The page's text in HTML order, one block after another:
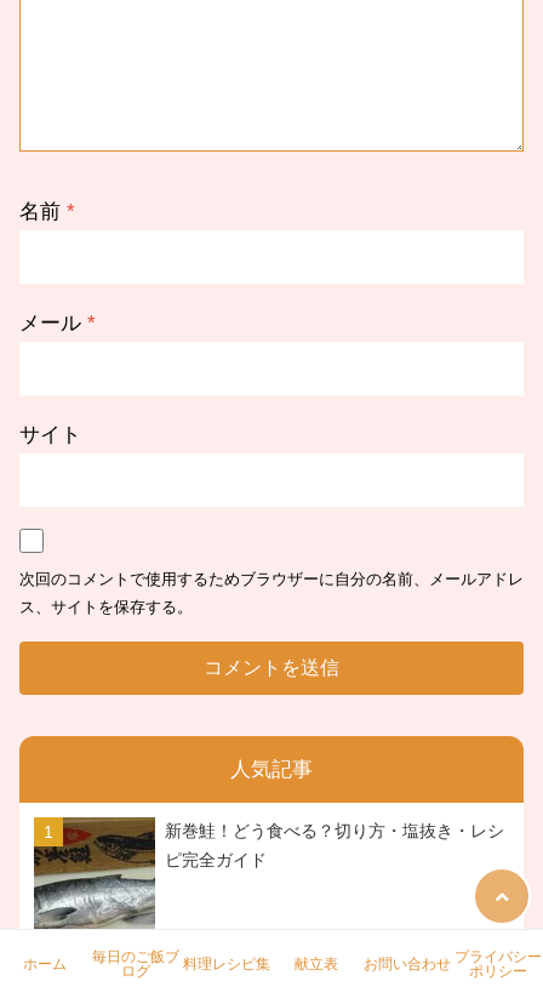
名前 *
メール *
サイト
次回のコメントで使用するためブラウザーに自分の名前、メールアドレ
ス、サイトを保存する。
人気記事
新巻鮭！どう食べる？切り方・塩抜き・レシ
ピ完全ガイド
豚のピカタ・スチコンで作るめちゃ柔らかな
ホーム
毎日のご飯ブ
ログ
料理レシピ集 献立表 お問い合わせ プライバシー
ポリシー